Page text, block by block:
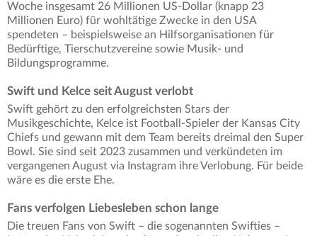
Woche insgesamt 26 Millionen US-Dollar (knapp 23
Millionen Euro) für wohltätige Zwecke in den USA
spendeten – beispielsweise an Hilfsorganisationen für
Bedürftige, Tierschutzvereine sowie Musik- und
Bildungsprogramme.
Swift und Kelce seit August verlobt
Swift gehört zu den erfolgreichsten Stars der
Musikgeschichte, Kelce ist Football-Spieler der Kansas City
Chiefs und gewann mit dem Team bereits dreimal den Super
Bowl. Sie sind seit 2023 zusammen und verkündeten im
vergangenen August via Instagram ihre Verlobung. Für beide
wäre es die erste Ehe.
Fans verfolgen Liebesleben schon lange
Die treuen Fans von Swift – die sogenannten Swifties –